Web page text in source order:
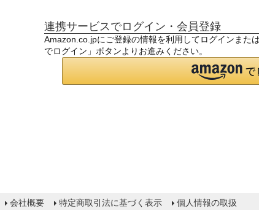
連携サービスでログイン・会員登録
Amazon.co.jpにご登録の情報を利用してログインまた
でログイン」ボタンよりお進みください。
会社概要 特定商取引法に基づく表示 個人情報の取扱